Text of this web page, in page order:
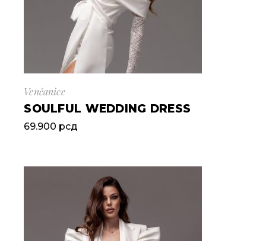
Venčanice
SOULFUL WEDDING DRESS
69.900 рсд